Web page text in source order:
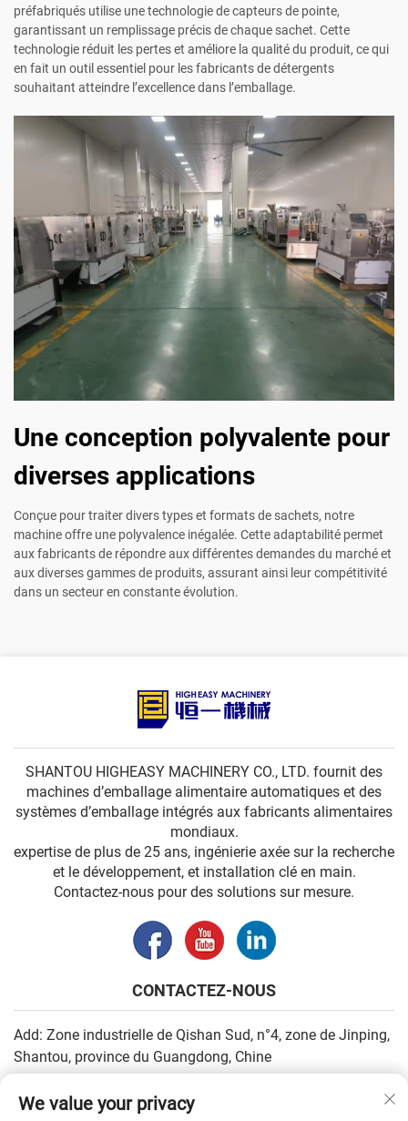
préfabriqués utilise une technologie de capteurs de pointe,
garantissant un remplissage précis de chaque sachet. Cette
technologie réduit les pertes et améliore la qualité du produit, ce qui
en fait un outil essentiel pour les fabricants de détergents
souhaitant atteindre l’excellence dans l’emballage.
Une conception polyvalente pour
diverses applications
Conçue pour traiter divers types et formats de sachets, notre
machine offre une polyvalence inégalée. Cette adaptabilité permet
aux fabricants de répondre aux différentes demandes du marché et
aux diverses gammes de produits, assurant ainsi leur compétitivité
dans un secteur en constante évolution.
SHANTOU HIGHEASY MACHINERY CO., LTD. fournit des
machines d’emballage alimentaire automatiques et des
systèmes d’emballage intégrés aux fabricants alimentaires
mondiaux.
expertise de plus de 25 ans, ingénierie axée sur la recherche
et le développement, et installation clé en main.
Contactez-nous pour des solutions sur mesure.
CONTACTEZ-NOUS
Add: Zone industrielle de Qishan Sud, n°4, zone de Jinping,
Shantou, province du Guangdong, Chine
We value your privacy